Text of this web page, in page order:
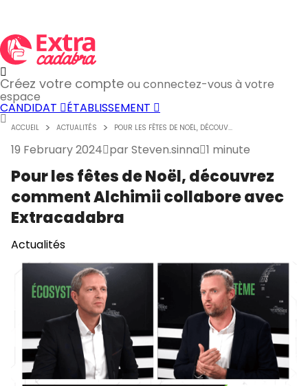
Créez votre compte ou connectez-vous à votre
espace
CANDIDAT ÉTABLISSEMENT
ACCUEIL ACTUALITÉS POUR LES FÊTES DE NOËL, DÉCOUV...
19 February 2024 parSteven.sinna 1 minute
Pour les fêtes de Noël, découvrez
comment Alchimii collabore avec
Extracadabra
Actualités